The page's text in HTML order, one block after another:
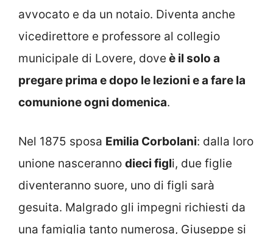
avvocato e da un notaio. Diventa anche
vicedirettore e professore al collegio
municipale di Lovere, dove è il solo a
pregare prima e dopo le lezioni e a fare la
comunione ogni domenica.
Nel 1875 sposa Emilia Corbolani: dalla loro
unione nasceranno dieci figli, due figlie
diventeranno suore, uno di figli sarà
gesuita. Malgrado gli impegni richiesti da
una famiglia tanto numerosa, Giuseppe si